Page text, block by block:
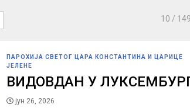
10 /
ПАРОХИЈА СВЕТОГ ЦАРА КОНСТАНТИНА И ЦАРИЦЕ
ЈЕЛЕНЕ
ВИДОВДАН У
јун 26, 2026